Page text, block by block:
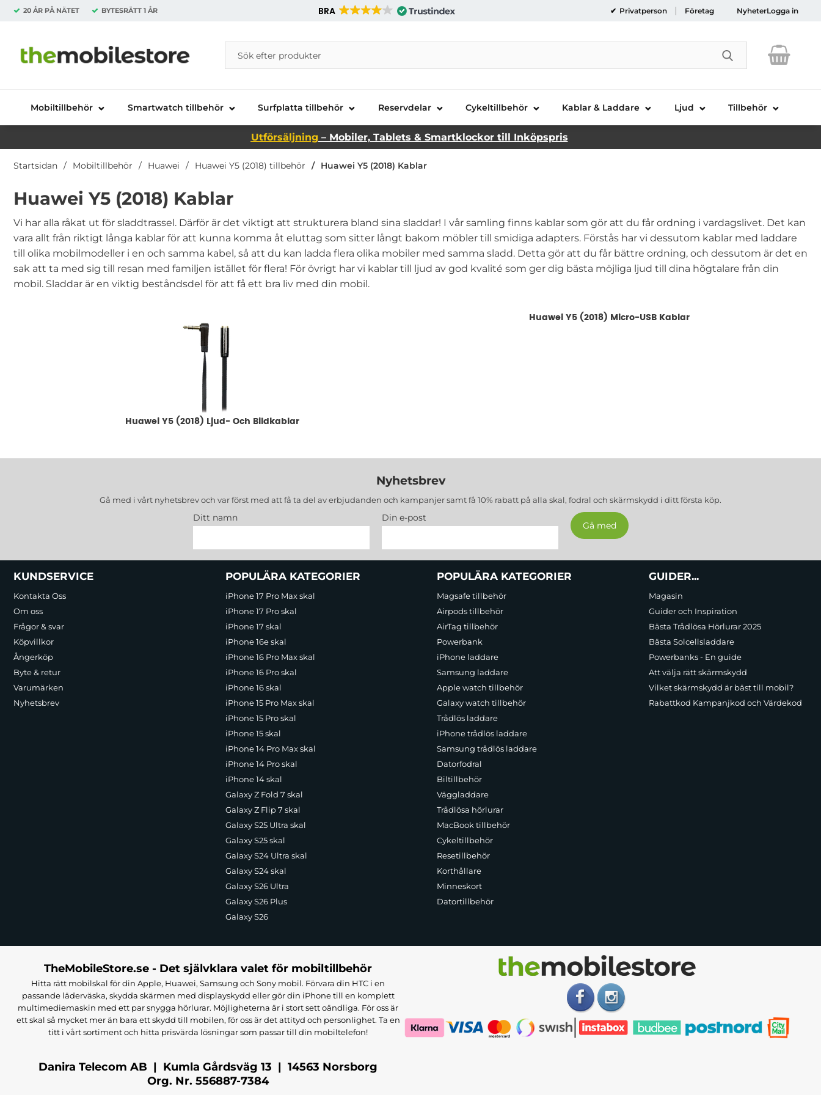
20 ÅR PÅ NÄTET BYTESRÄTT 1 ÅR BRA Privatperson Företag NyheterLogga in
Startsidan för Danira Telecom AB
Sök
Sök på Danira Telecom AB
Genomför
Mobiltillbehör Smartwatch tillbehör Surfplatta tillbehör Reservdelar Cykeltillbehör Kablar & Laddare Ljud Tillbehör
Utförsäljning – Mobiler, Tablets & Smartklockor till Inköpspris
Startsidan Mobiltillbehör Huawei Huawei Y5 (2018) tillbehör Huawei Y5 (2018) Kablar
Huawei Y5 (2018) Kablar
Vi har alla råkat ut för sladdtrassel. Därför är det viktigt att strukturera bland sina sladdar! I vår samling finns kablar som gör att du får ordning i vardagslivet. Det kan
vara allt från riktigt långa kablar för att kunna komma åt eluttag som sitter långt bakom möbler till smidiga adapters. Förstås har vi dessutom kablar med laddare
till olika mobilmodeller i en och samma kabel, så att du kan ladda flera olika mobiler med samma sladd. Detta gör att du får bättre ordning, och dessutom är det en
sak att ta med sig till resan med familjen istället för flera! För övrigt har vi kablar till ljud av god kvalité som ger dig bästa möjliga ljud till dina högtalare från din
mobil. Sladdar är en viktig beståndsdel för att få ett bra liv med din mobil.
Huawei Y5 (2018) Ljud- Och Bildkablar
Huawei Y5 (2018) Micro-USB Kablar
Nyhetsbrev
Gå med i vårt nyhetsbrev och var först med att få ta del av erbjudanden och kampanjer samt få 10% rabatt på alla skal, fodral och skärmskydd i ditt första köp.
Ditt namn Din e-post
Sidfot Blandad info och länkar
KUNDSERVICE
Kontakta Oss
Om oss
Frågor & svar
Köpvillkor
Ångerköp
Byte & retur
Varumärken
Nyhetsbrev
POPULÄRA KATEGORIER
iPhone 17 Pro Max skal
iPhone 17 Pro skal
iPhone 17 skal
iPhone 16e skal
iPhone 16 Pro Max skal
iPhone 16 Pro skal
iPhone 16 skal
iPhone 15 Pro Max skal
iPhone 15 Pro skal
iPhone 15 skal
iPhone 14 Pro Max skal
iPhone 14 Pro skal
iPhone 14 skal
Galaxy Z Fold 7 skal
Galaxy Z Flip 7 skal
Galaxy S25 Ultra skal
Galaxy S25 skal
Galaxy S24 Ultra skal
Galaxy S24 skal
Galaxy S26 Ultra
Galaxy S26 Plus
Galaxy S26
POPULÄRA KATEGORIER
Magsafe tillbehör
Airpods tillbehör
AirTag tillbehör
Powerbank
iPhone laddare
Samsung laddare
Apple watch tillbehör
Galaxy watch tillbehör
Trådlös laddare
iPhone trådlös laddare
Samsung trådlös laddare
Datorfodral
Biltillbehör
Väggladdare
Trådlösa hörlurar
MacBook tillbehör
Cykeltillbehör
Resetillbehör
Korthållare
Minneskort
Datortillbehör
GUIDER...
Magasin
Guider och Inspiration
Bästa Trådlösa Hörlurar 2025
Bästa Solcellsladdare
Powerbanks - En guide
Att välja rätt skärmskydd
Vilket skärmskydd är bäst till mobil?
Rabattkod Kampanjkod och Värdekod
TheMobileStore.se - Det självklara valet för mobiltillbehör
Hitta rätt mobilskal för din Apple, Huawei, Samsung och Sony mobil. Förvara din HTC i en
passande läderväska, skydda skärmen med displayskydd eller gör din iPhone till en komplett
multimediemaskin med ett par snygga hörlurar. Möjligheterna är i stort sett oändliga. För oss är
ett skal så mycket mer än bara ett skydd till mobilen, för oss är det attityd och personlighet. Ta en
titt i vårt sortiment och hitta prisvärda lösningar som passar till din mobiltelefon!
Danira Telecom AB | Kumla Gårdsväg 13 | 14563 Norsborg
Org. Nr. 556887-7384